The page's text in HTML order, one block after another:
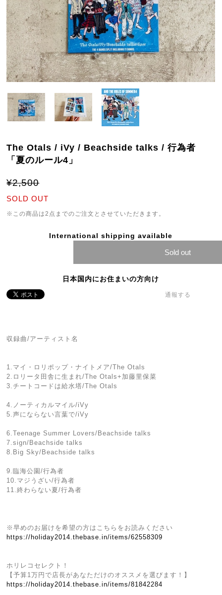
The Otals / iVy / Beachside talks / 行為者
「夏のルール4」
¥2,500
SOLD OUT
※この商品は2点までのご注文とさせていただきます。
International shipping available
Sold out
日本国内にお住まいの方向け
通報する
収録曲/アーティスト名
1.マイ・ロリポップ・ナイトメア/The Otals
2.ロリータ田舎に生まれ/The Otals+加藤里保菜
3.チートコードは給水塔/The Otals
4.ノーティカルマイル/iVy
5.声にならない言葉で/iVy
6.Teenage Summer Lovers/Beachside talks
7.sign/Beachside talks
8.Big Sky/Beachside talks
9.臨海公園/行為者
10.マジうざい/行為者
11.終わらない夏/行為者
※早めのお届けを希望の方はこちらをお読みください
https://holiday2014.thebase.in/items/62558309
ホリレコセレクト！
【予算1万円で店長があなただけのオススメを選びます！】
https://holiday2014.thebase.in/items/81842284